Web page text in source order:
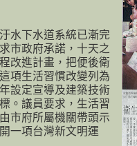
水下水道系統已漸完
市政府承諾，十天之
改進計畫，把便後衛
項生活習慣改變列為
設定宣導及建築技術
。議員要求，生活習
市府所屬機關帶頭示
一項台灣新文明運